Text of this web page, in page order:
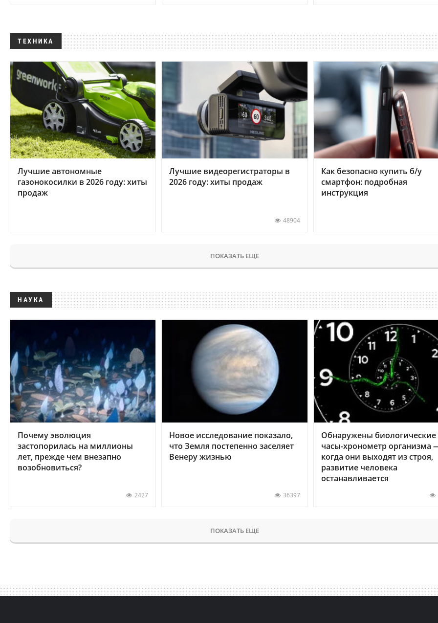
ТЕХНИКА
Лучшие автономные
газонокосилки в 2026 году: хиты
продаж
Лучшие видеорегистраторы в
2026 году: хиты продаж
48904
Как безопасно купить б/у
смартфон: подробная
инструкция
ПОКАЗАТЬ ЕЩЕ
НАУКА
Почему эволюция
застопорилась на миллионы
лет, прежде чем внезапно
возобновиться?
2427
Новое исследование показало,
что Земля постепенно заселяет
Венеру жизнью
36397
Обнаружены биологические
часы-хронометр организма
когда они выходят из строя,
развитие человека
останавливается
ПОКАЗАТЬ ЕЩЕ